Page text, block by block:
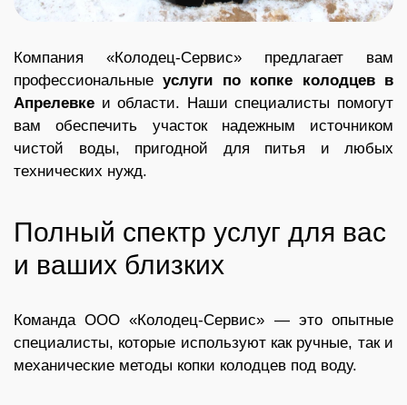
Компания «Колодец-Сервис» предлагает вам
профессиональныеуслуги по копке колодцев в
Апрелевке и области. Наши специалисты помогут
вам обеспечить участок надежным источником
чистой воды, пригодной для питья и любых
технических нужд.
Полный спектр услуг для вас
и ваших близких
Команда ООО «Колодец-Сервис» — это опытные
специалисты, которые используют как ручные, так и
механические методы копки колодцев под воду.